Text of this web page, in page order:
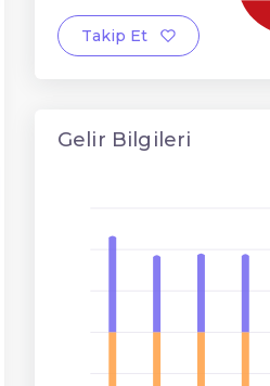
Takip Et
Gelir Bilgileri